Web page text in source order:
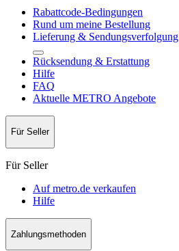
Rabattcode-Bedingungen
Rund um meine Bestellung
Lieferung & Sendungsverfolgung
Rücksendung & Erstattung
Hilfe
FAQ
Aktuelle METRO Angebote
Für Seller
Für Seller
Auf metro.de verkaufen
Hilfe
Zahlungsmethoden